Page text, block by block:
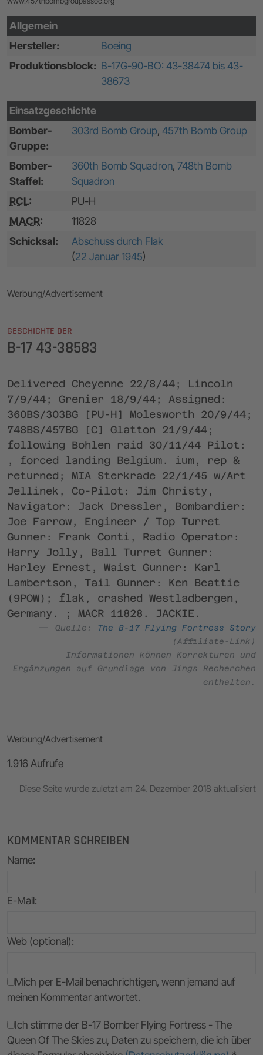
Allgemein
Hersteller:
Boeing
Produktionsblock: B-17G-90-BO: 43-38474 bis 43-
38673
Einsatzgeschichte
Bomber-
Gruppe:
303rd Bomb Group, 457th Bomb Group
Bomber-
Staffel:
360th Bomb Squadron, 748th Bomb
Squadron
RCL:
PU-H
MACR:
11828
Schicksal:
Abschuss durch Flak
(22 Januar 1945)
Werbung/Advertisement
GESCHICHTE DER
B-17 43-38583
Delivered Cheyenne 22/8/44; Lincoln
7/9/44; Grenier 18/9/44; Assigned:
360BS/303BG [PU-H] Molesworth 20/9/44;
748BS/457BG [C] Glatton 21/9/44;
following Bohlen raid 30/11/44 Pilot:
‚ forced landing Belgium. ium, rep &
returned; MIA Sterkrade 22/1/45 w/Art
Jellinek, Co-Pilot: Jim Christy,
Navigator: Jack Dressler, Bombardier:
Joe Farrow, Engineer / Top Turret
Gunner: Frank Conti, Radio Operator:
Harry Jolly, Ball Turret Gunner:
Harley Ernest, Waist Gunner: Karl
Lambertson, Tail Gunner: Ken Beattie
(9POW); flak, crashed Westladbergen,
Germany. ; MACR 11828. JACKIE.
Quelle:
The B-17 Flying Fortress Story
(Affiliate-Link)
Informationen können Korrekturen und
Ergänzungen auf Grundlage von Jings Recherchen
enthalten.
Werbung/Advertisement
1.916 Aufrufe
Diese Seite wurde zuletzt am 24. Dezember 2018 aktualisiert
KOMMENTAR SCHREIBEN
Name:
E-Mail:
Web (optional):
Mich per E-Mail benachrichtigen, wenn jemand auf
meinen Kommentar antwortet.
Ich stimme der B-17 Bomber Flying Fortress - The
Queen Of The Skies zu, Daten zu speichern, die ich über